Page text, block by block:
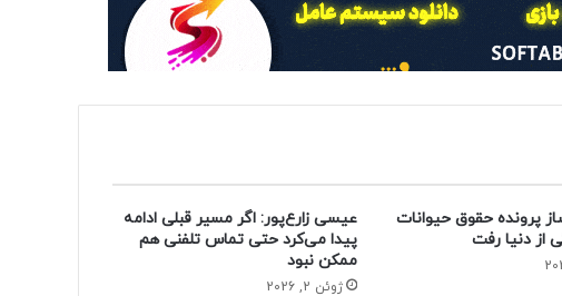
پرونده حقوق حیوانات
عیسی زارع‌پور: اگر مسیر قبلی ادامه
پیدا می‌کرد حتی تماس تلفنی هم
ممکن نبود
ژوئن 2, 2026